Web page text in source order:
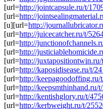
[url=http://jointcapsule.ru/t/
[url=http://
[u][url=http://
[url=http://juicecatcher.ru/t/
[url=http://
[url=http://
[url=http://juxtapositiontwin.ru/
[url=http://kaposidisease.ru/t/
[url=http://keepagoodoffing.ru/
[url=http://keepsmthinhand.ru/
[url=http://kentishglory.ru/t/
[url=http://kerbweight.ru/t/